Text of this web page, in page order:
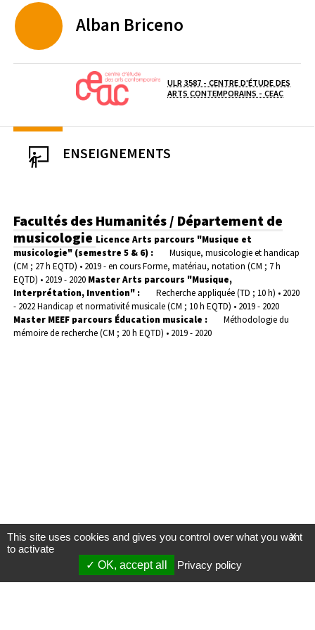
Alban Briceno
Laboratoire / équipe
ULR 3587 - CENTRE D'ÉTUDE DES
ARTS CONTEMPORAINS - CEAC
ENSEIGNEMENTS
Facultés des Humanités / Département de
musicologie Licence Arts parcours "Musique et
musicologie" (semestre 5 & 6) :
Musique, musicologie et handicap
(CM ; 27 h EQTD) • 2019 - en coursForme, matériau, notation (CM ; 7 h
EQTD) • 2019 - 2020 Master Arts parcours "Musique,
Interprétation, Invention" :
Recherche appliquée (TD ; 10 h) • 2020
- 2022Handicap et normativité musicale (CM ; 10 h EQTD) • 2019 - 2020
Master MEEF parcours Éducation musicale :
Méthodologie du
mémoire de recherche (CM ; 20 h EQTD) • 2019 - 2020
X
This site uses cookies and gives you control over what you want
to activate
OK, accept all
Privacy policy